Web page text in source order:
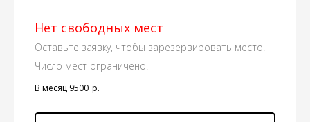
Нет свободных мест
Оставьте заявку, чтобы зарезервировать место.
Число мест ограничено.
В месяц 9500 р.